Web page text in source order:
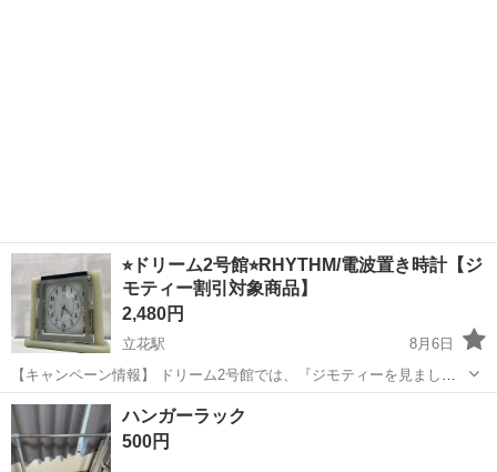
⭐︎ドリーム2号館⭐︎RHYTHM/電波置き時計【ジ
モティー割引対象商品】
2,480円
立花駅
8月6日
【キャンペーン情報】 ドリーム2号館では、『ジモティーを見まし
た！』とお伝えいただくと、こちらの掲載商品をジモティー限定価格
（掲載価格の3%OFF）にてご購入いただけます！ お会計時にこちら
の商品画面をご提示くださいませ(*...
兵庫 尼崎市 立花駅 時計
ハンガーラック
500円